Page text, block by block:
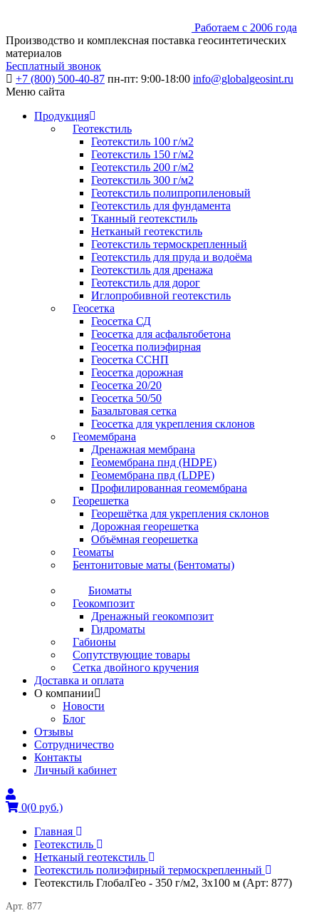
Работаем с 2006 года
Производство и комплексная поставка геосинтетических
материалов
Бесплатный звонок
+7 (800) 500-40-87 пн-пт: 9:00-18:00 info@globalgeosint.ru
Меню сайта
Продукция
Геотекстиль
Геотекстиль 100 г/м2
Геотекстиль 150 г/м2
Геотекстиль 200 г/м2
Геотекстиль 300 г/м2
Геотекстиль полипропиленовый
Геотекстиль для фундамента
Тканный геотекстиль
Нетканый геотекстиль
Геотекстиль термоскрепленный
Геотекстиль для пруда и водоёма
Геотекстиль для дренажа
Геотекстиль для дорог
Иглопробивной геотекстиль
Геосетка
Геосетка СД
Геосетка для асфальтобетона
Геосетка полиэфирная
Геосетка ССНП
Геосетка дорожная
Геосетка 20/20
Геосетка 50/50
Базальтовая сетка
Геосетка для укрепления склонов
Геомембрана
Дренажная мембрана
Геомембрана пнд (HDPE)
Геомембрана пвд (LDPE)
Профилированная геомембрана
Георешетка
Георешётка для укрепления склонов
Дорожная георешетка
Объёмная георешетка
Геоматы
Бентонитовые маты (Бентоматы)
Биоматы
Геокомпозит
Дренажный геокомпозит
Гидроматы
Габионы
Сопутствующие товары
Сетка двойного кручения
Доставка и оплата
О компании
Новости
Блог
Отзывы
Сотрудничество
Контакты
Личный кабинет
0(0 руб.)
Главная
Геотекстиль
Нетканый геотекстиль
Геотекстиль полиэфирный термоскрепленный
Геотекстиль ГлобалГео - 350 г/м2, 3x100 м (Арт: 877)
Арт. 877